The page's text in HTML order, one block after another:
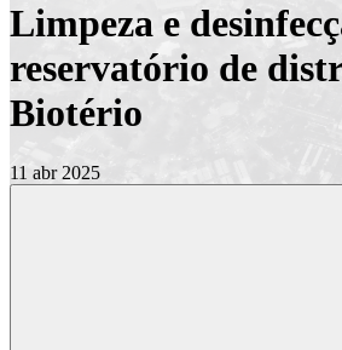
Limpeza e
reservatório de
Biotério
11 abr 2025